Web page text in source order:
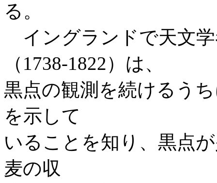
る。
イングランドで天文
（1738‐1822）は、
黒点の観測を続けるう
を示して
いることを知り、黒点
麦の収